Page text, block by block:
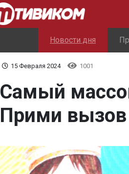
Новости дня
15 Февраля 2024 1001
Самый
Прими